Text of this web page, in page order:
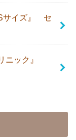
サイズ』 セ
ック』